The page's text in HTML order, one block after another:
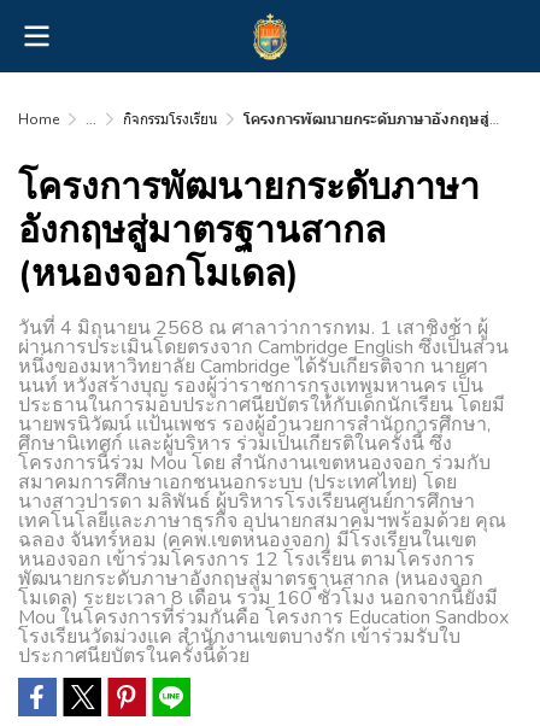
Home ... กิจกรรมโรงเรียน โครงการพัฒนายกระดับภาษาอังกฤษสู่มาตรฐานสากล (หนองจอกโมเดล)
โครงการพัฒนายกระดับภาษา
อังกฤษสู่มาตรฐานสากล
(หนองจอกโมเดล)
วันที่ 4 มิถุนายน 2568 ณ ศาลาว่าการกทม. 1 เสาชิงช้า ผู้
ผ่านการประเมินโดยตรงจาก Cambridge English ซึ่งเป็นส่วน
หนึ่งของมหาวิทยาลัย Cambridge ได้รับเกียรติจาก นายศา
นนท์ หวังสร้างบุญ รองผู้ว่าราชการกรุงเทพมหานคร เป็น
ประธานในการมอบประกาศนียบัตรให้กับเด็กนักเรียน โดยมี
นายพรนิวัฒน์ แป้นเพชร รองผู้อำนวยการสำนักการศึกษา,
ศึกษานิเทศก์ และผู้บริหาร ร่วมเป็นเกียรติในครั้งนี้ ซึ่ง
โครงการนี้ร่วม Mou โดย สำนักงานเขตหนองจอก ร่วมกับ
สมาคมการศึกษาเอกชนนอกระบบ (ประเทศไทย) โดย
นางสาวปารดา มลิพันธ์ ผู้บริหารโรงเรียนศูนย์การศึกษา
เทคโนโลยีและภาษาธุรกิจ อุปนายกสมาคมฯพร้อมด้วย คุณ
ฉลอง จันทร์หอม (คคพ.เขตหนองจอก) มีโรงเรียนในเขต
หนองจอก เข้าร่วมโครงการ 12 โรงเรียน ตามโครงการ
พัฒนายกระดับภาษาอังกฤษสู่มาตรฐานสากล (หนองจอก
โมเดล) ระยะเวลา 8 เดือน รวม 160 ชั่วโมง นอกจากนี้ยังมี
Mou ในโครงการที่ร่วมกันคือ โครงการ Education Sandbox
โรงเรียนวัดม่วงแค สำนักงานเขตบางรัก เข้าร่วมรับใบ
ประกาศนียบัตรในครั้งนี้ด้วย